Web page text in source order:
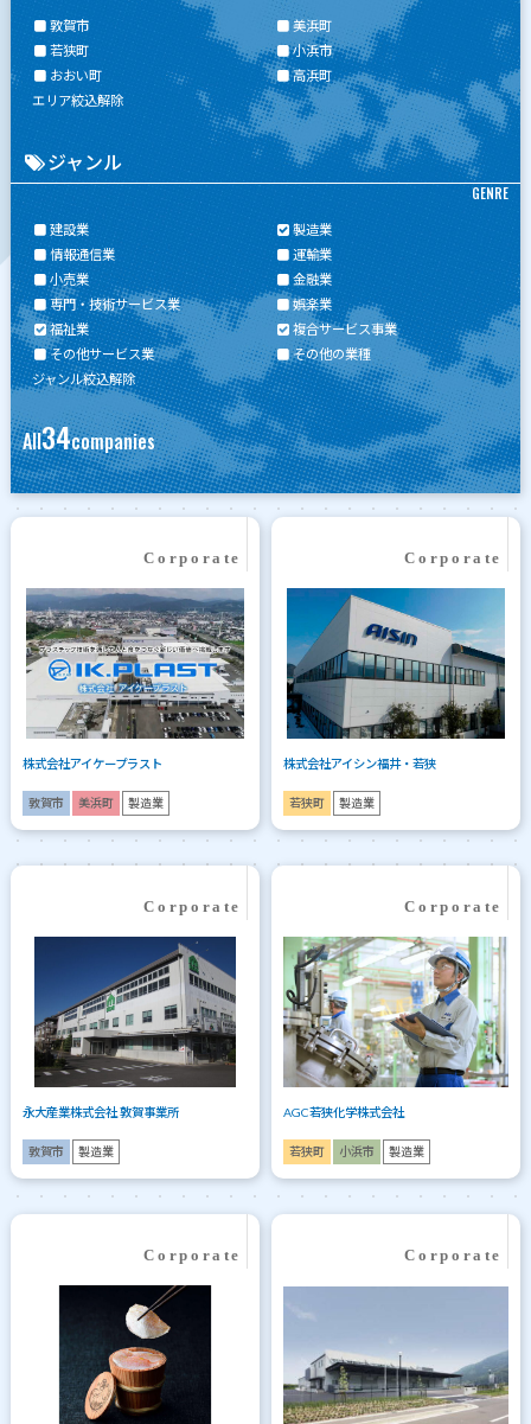
敦賀市
美浜町
若狭町
小浜市
おおい町
高浜町
エリア絞込解除
ジャンル
GENRE
建設業
製造業
情報通信業
運輸業
小売業
金融業
専門・技術サービス業
娯楽業
福祉業
複合サービス事業
その他サービス業
その他の業種
ジャンル絞込解除
All34companies
株式会社アイケープラスト
敦賀市 美浜町 製造業
株式会社アイシン福井・若狭
若狭町 製造業
永大産業株式会社 敦賀事業所
敦賀市 製造業
AGC若狭化学株式会社
若狭町 小浜市 製造業